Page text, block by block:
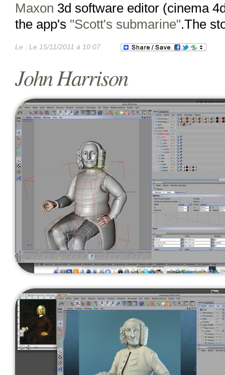
Maxon 3d software editor (cinema
the app's "Scott's submarine".The
Le : Le 15/11/2011 à 10:07
John Harrison